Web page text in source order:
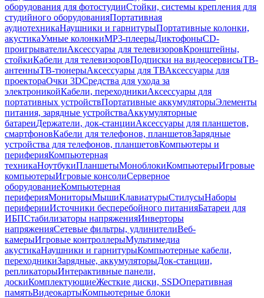
оборудования для фотостудииСтойки, системы крепления для
студийного оборудованияПортативная
аудиотехникаНаушники и гарнитурыПортативные колонки,
акустикаУмные колонкиMP3-плеерыДиктофоныCD-
проигрывателиАксессуары для телевизоровКронштейны,
стойкиКабели для телевизоровПодписки на видеосервисыТВ-
антенныТВ-тюнерыАксессуары для ТВАксессуары для
проектораОчки 3DСредства для ухода за
электроникойКабели, переходникиАксессуары для
портативных устройствПортативные аккумуляторыЭлементы
питания, зарядные устройстваАккумуляторные
батареиДержатели, док-станцииАксессуары для планшетов,
смартфоновКабели для телефонов, планшетовЗарядные
устройства для телефонов, планшетовКомпьютеры и
периферияКомпьютерная
техникаНоутбукиПланшетыМоноблокиКомпьютерыИгровые
компьютерыИгровые консолиСерверное
оборудованиеКомпьютерная
периферияМониторыМышиКлавиатурыСтилусыНаборы
периферииИсточники бесперебойного питанияБатареи для
ИБПСтабилизаторы напряженияИнверторы
напряженияСетевые фильтры, удлинителиВеб-
камерыИгровые контроллерыМультимедиа
акустикаНаушники и гарнитурыКомпьютерные кабели,
переходникиЗарядные, аккумуляторыДок-станции,
репликаторыИнтерактивные панели,
доскиКомплектующиеЖесткие диски, SSDОперативная
памятьВидеокартыКомпьютерные блоки